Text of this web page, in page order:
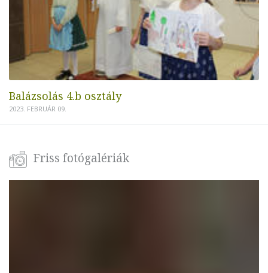
Balázsolás 4.b osztály
2023. FEBRUÁR 09.
Friss fotógalériák